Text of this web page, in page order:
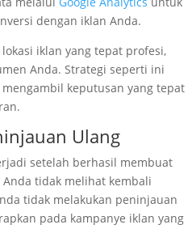
dengan iklan Anda.
iklan yang tepat profesi,
Anda. Strategi seperti ini
keputusan yang tepat
Ulang
setelah berhasil membuat
tidak melihat kembali
tidak melakukan peninjauan
pada kampanye iklan yang